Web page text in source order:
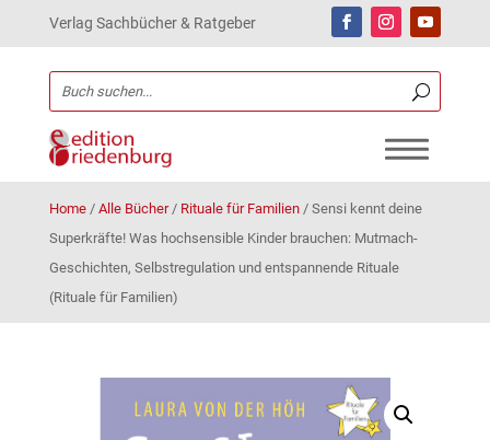
Verlag Sachbücher & Ratgeber
Home/ Alle Bücher/ Rituale für Familien/ Sensi kennt deine
Superkräfte! Was hochsensible Kinder brauchen: Mutmach-
Geschichten, Selbstregulation und entspannende Rituale
(Rituale für Familien)